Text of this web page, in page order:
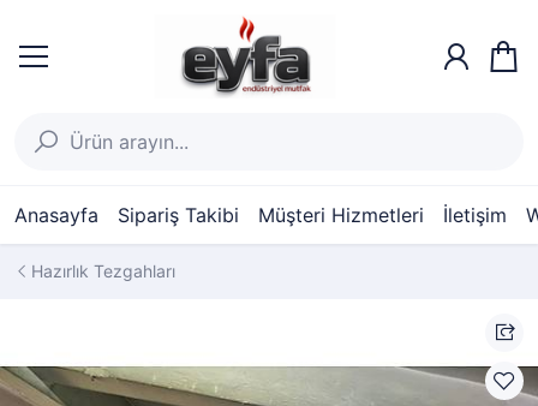
Anasayfa Sipariş Takibi Müşteri Hizmetleri İletişim
Hazırlık Tezgahları